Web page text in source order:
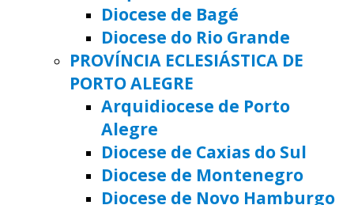
Diocese de Bagé
Diocese do Rio Grande
PROVÍNCIA ECLESIÁSTICA DE
PORTO ALEGRE
Arquidiocese de Porto
Alegre
Diocese de Caxias do Sul
Diocese de Montenegro
Diocese de Novo Hamburgo